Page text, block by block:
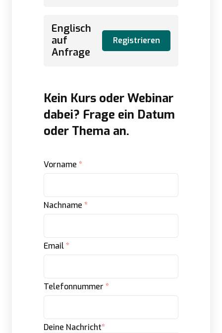
Englisch
auf
Anfrage
Registrieren
Kein Kurs oder Webinar
dabei? Frage ein Datum
oder Thema an.
Vorname *
Nachname *
Email*
Telefonnummer *
Deine Nachricht*